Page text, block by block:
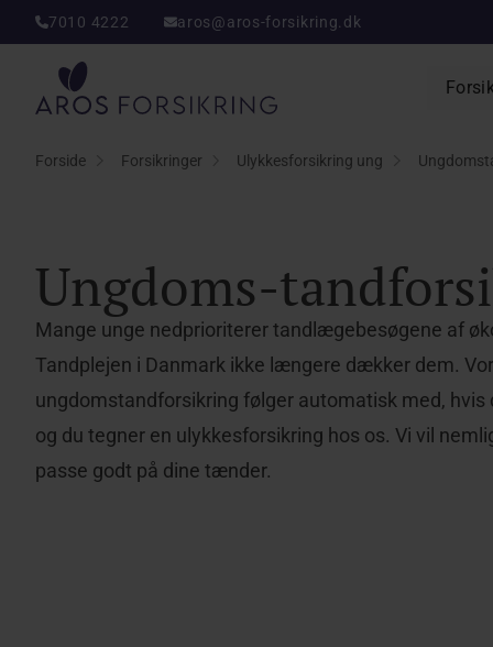
7010 4222 aros@aros-forsikring.dk
Aros Forsikring
Forside Forsikringer Ulykkesforsikring ung
Ungdoms-
Mange unge nedprioriterer tandlægebesøgene af
Tandplejen i Danmark ikke længere dækker dem.
ungdomstandforsikring følger automatisk med, hvis
og du tegner en ulykkesforsikring hos os. Vi vil
passe godt på dine tænder.